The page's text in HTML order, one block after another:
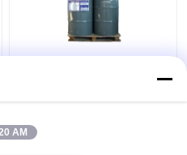
Rangc6h5ch2och2
CHCH2 O Structureel
AM